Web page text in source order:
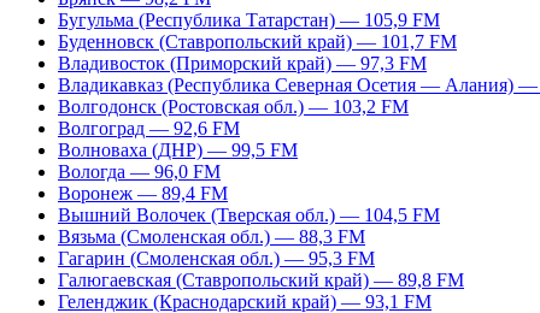
Бугульма (Республика Татарстан) — 105,9 FM
Буденновск (Ставропольский край) — 101,7 FM
Владивосток (Приморский край) — 97,3 FM
Владикавказ (Республика Северная Осетия — Алания)
Волгодонск (Ростовская обл.) — 103,2 FM
Волгоград — 92,6 FM
Волноваха (ДНР) — 99,5 FM
Вологда — 96,0 FM
Воронеж — 89,4 FM
Вышний Волочек (Тверская обл.) — 104,5 FM
Вязьма (Смоленская обл.) — 88,3 FM
Гагарин (Смоленская обл.) — 95,3 FM
Галюгаевская (Ставропольский край) — 89,8 FM
Геленджик (Краснодарский край) — 93,1 FM